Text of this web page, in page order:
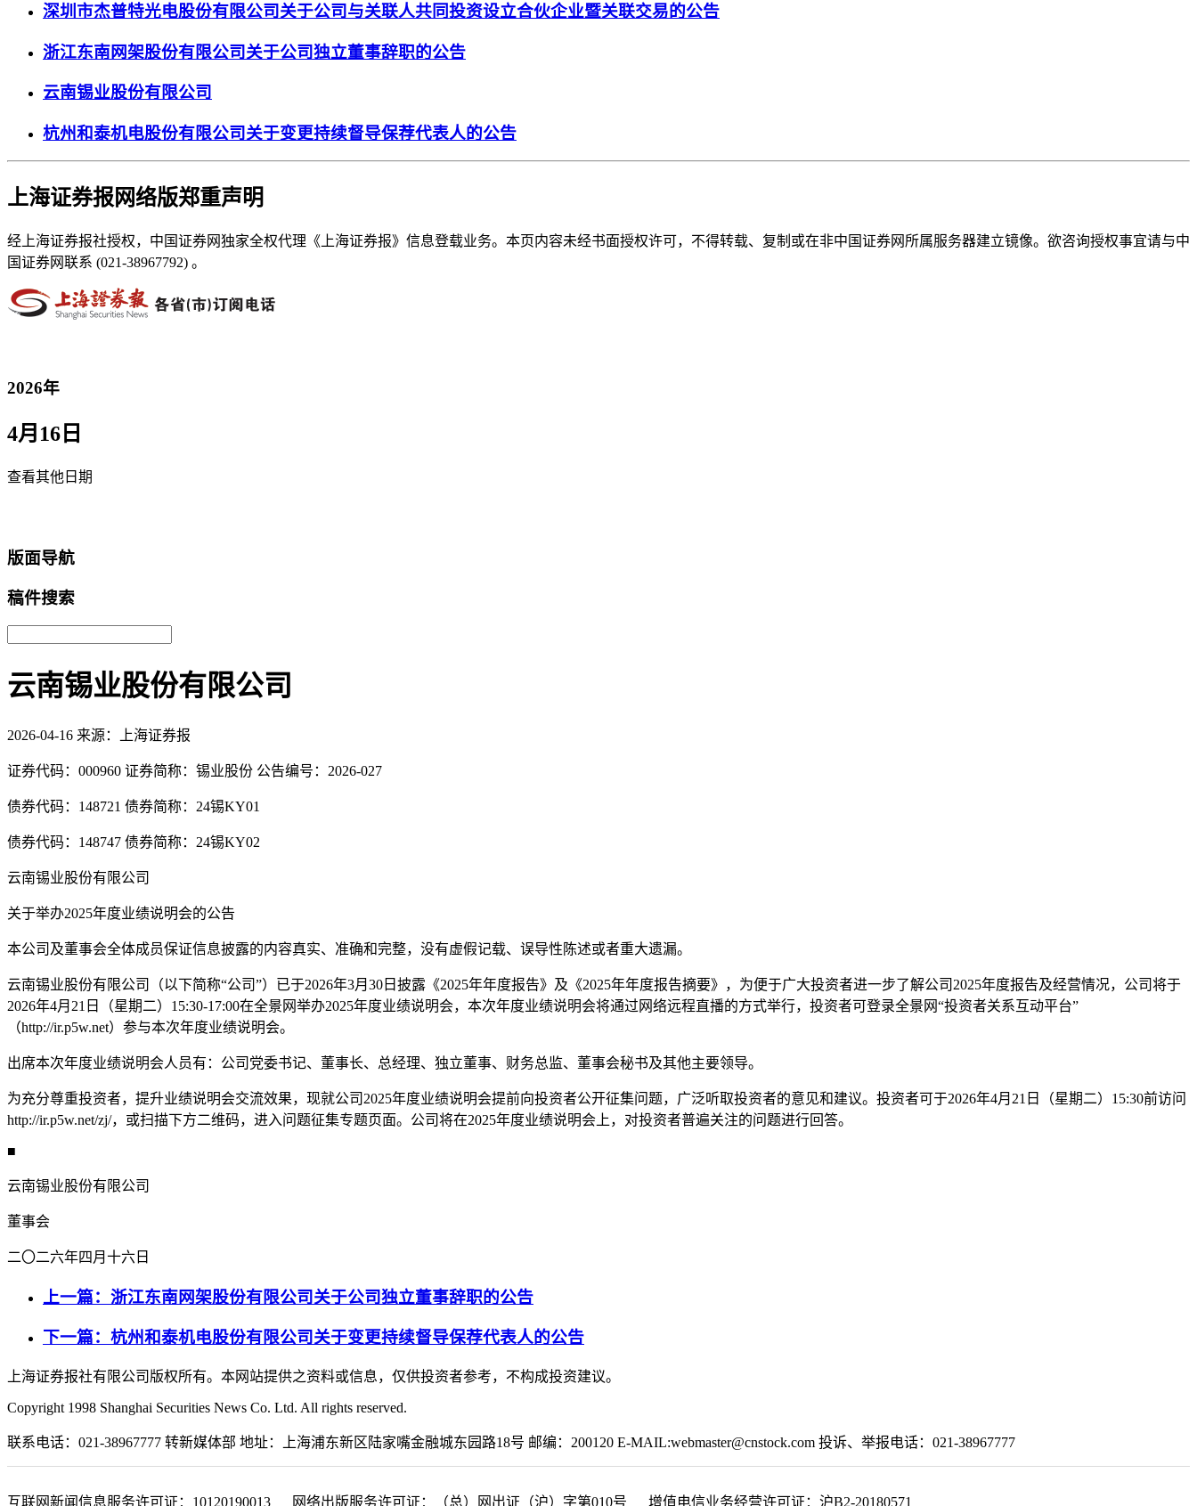
深圳市杰普特光电股份有限公司关于公司与关联人共同投资设立合伙企业暨关联交易的公告
浙江东南网架股份有限公司关于公司独立董事辞职的公告
云南锡业股份有限公司
杭州和泰机电股份有限公司关于变更持续督导保荐代表人的公告
上海证券报网络版郑重声明
经上海证券报社授权，中国证券网独家全权代理《上海证券报》信息登载业务。本页内容未经书面授权许可，不得转载、复制或在非中国证券网所属服务器建立镜像。欲咨询授权事宜请与中
国证券网联系 (021-38967792) 。
2026年
4月16日
查看其他日期
版面导航
稿件搜索
云南锡业股份有限公司
2026-04-16 来源：上海证券报
证券代码：000960 证券简称：锡业股份 公告编号：2026-027
债券代码：148721 债券简称：24锡KY01
债券代码：148747 债券简称：24锡KY02
云南锡业股份有限公司
关于举办2025年度业绩说明会的公告
本公司及董事会全体成员保证信息披露的内容真实、准确和完整，没有虚假记载、误导性陈述或者重大遗漏。
云南锡业股份有限公司（以下简称“公司”）已于2026年3月30日披露《2025年年度报告》及《2025年年度报告摘要》，为便于广大投资者进一步了解公司2025年度报告及经营情况，公司将于
2026年4月21日（星期二）15:30-17:00在全景网举办2025年度业绩说明会，本次年度业绩说明会将通过网络远程直播的方式举行，投资者可登录全景网“投资者关系互动平台”
（http://ir.p5w.net）参与本次年度业绩说明会。
出席本次年度业绩说明会人员有：公司党委书记、董事长、总经理、独立董事、财务总监、董事会秘书及其他主要领导。
为充分尊重投资者，提升业绩说明会交流效果，现就公司2025年度业绩说明会提前向投资者公开征集问题，广泛听取投资者的意见和建议。投资者可于2026年4月21日（星期二）15:30前访问
http://ir.p5w.net/zj/，或扫描下方二维码，进入问题征集专题页面。公司将在2025年度业绩说明会上，对投资者普遍关注的问题进行回答。
■
云南锡业股份有限公司
董事会
二〇二六年四月十六日
上一篇：浙江东南网架股份有限公司关于公司独立董事辞职的公告
下一篇：杭州和泰机电股份有限公司关于变更持续督导保荐代表人的公告
上海证券报社有限公司版权所有。本网站提供之资料或信息，仅供投资者参考，不构成投资建议。
Copyright 1998 Shanghai Securities News Co. Ltd. All rights reserved.
联系电话：021-38967777 转新媒体部 地址：上海浦东新区陆家嘴金融城东园路18号 邮编：200120 E-MAIL:webmaster@cnstock.com 投诉、举报电话：021-38967777
互联网新闻信息服务许可证：10120190013 网络出版服务许可证：（总）网出证（沪）字第010号 增值电信业务经营许可证：沪B2-20180571